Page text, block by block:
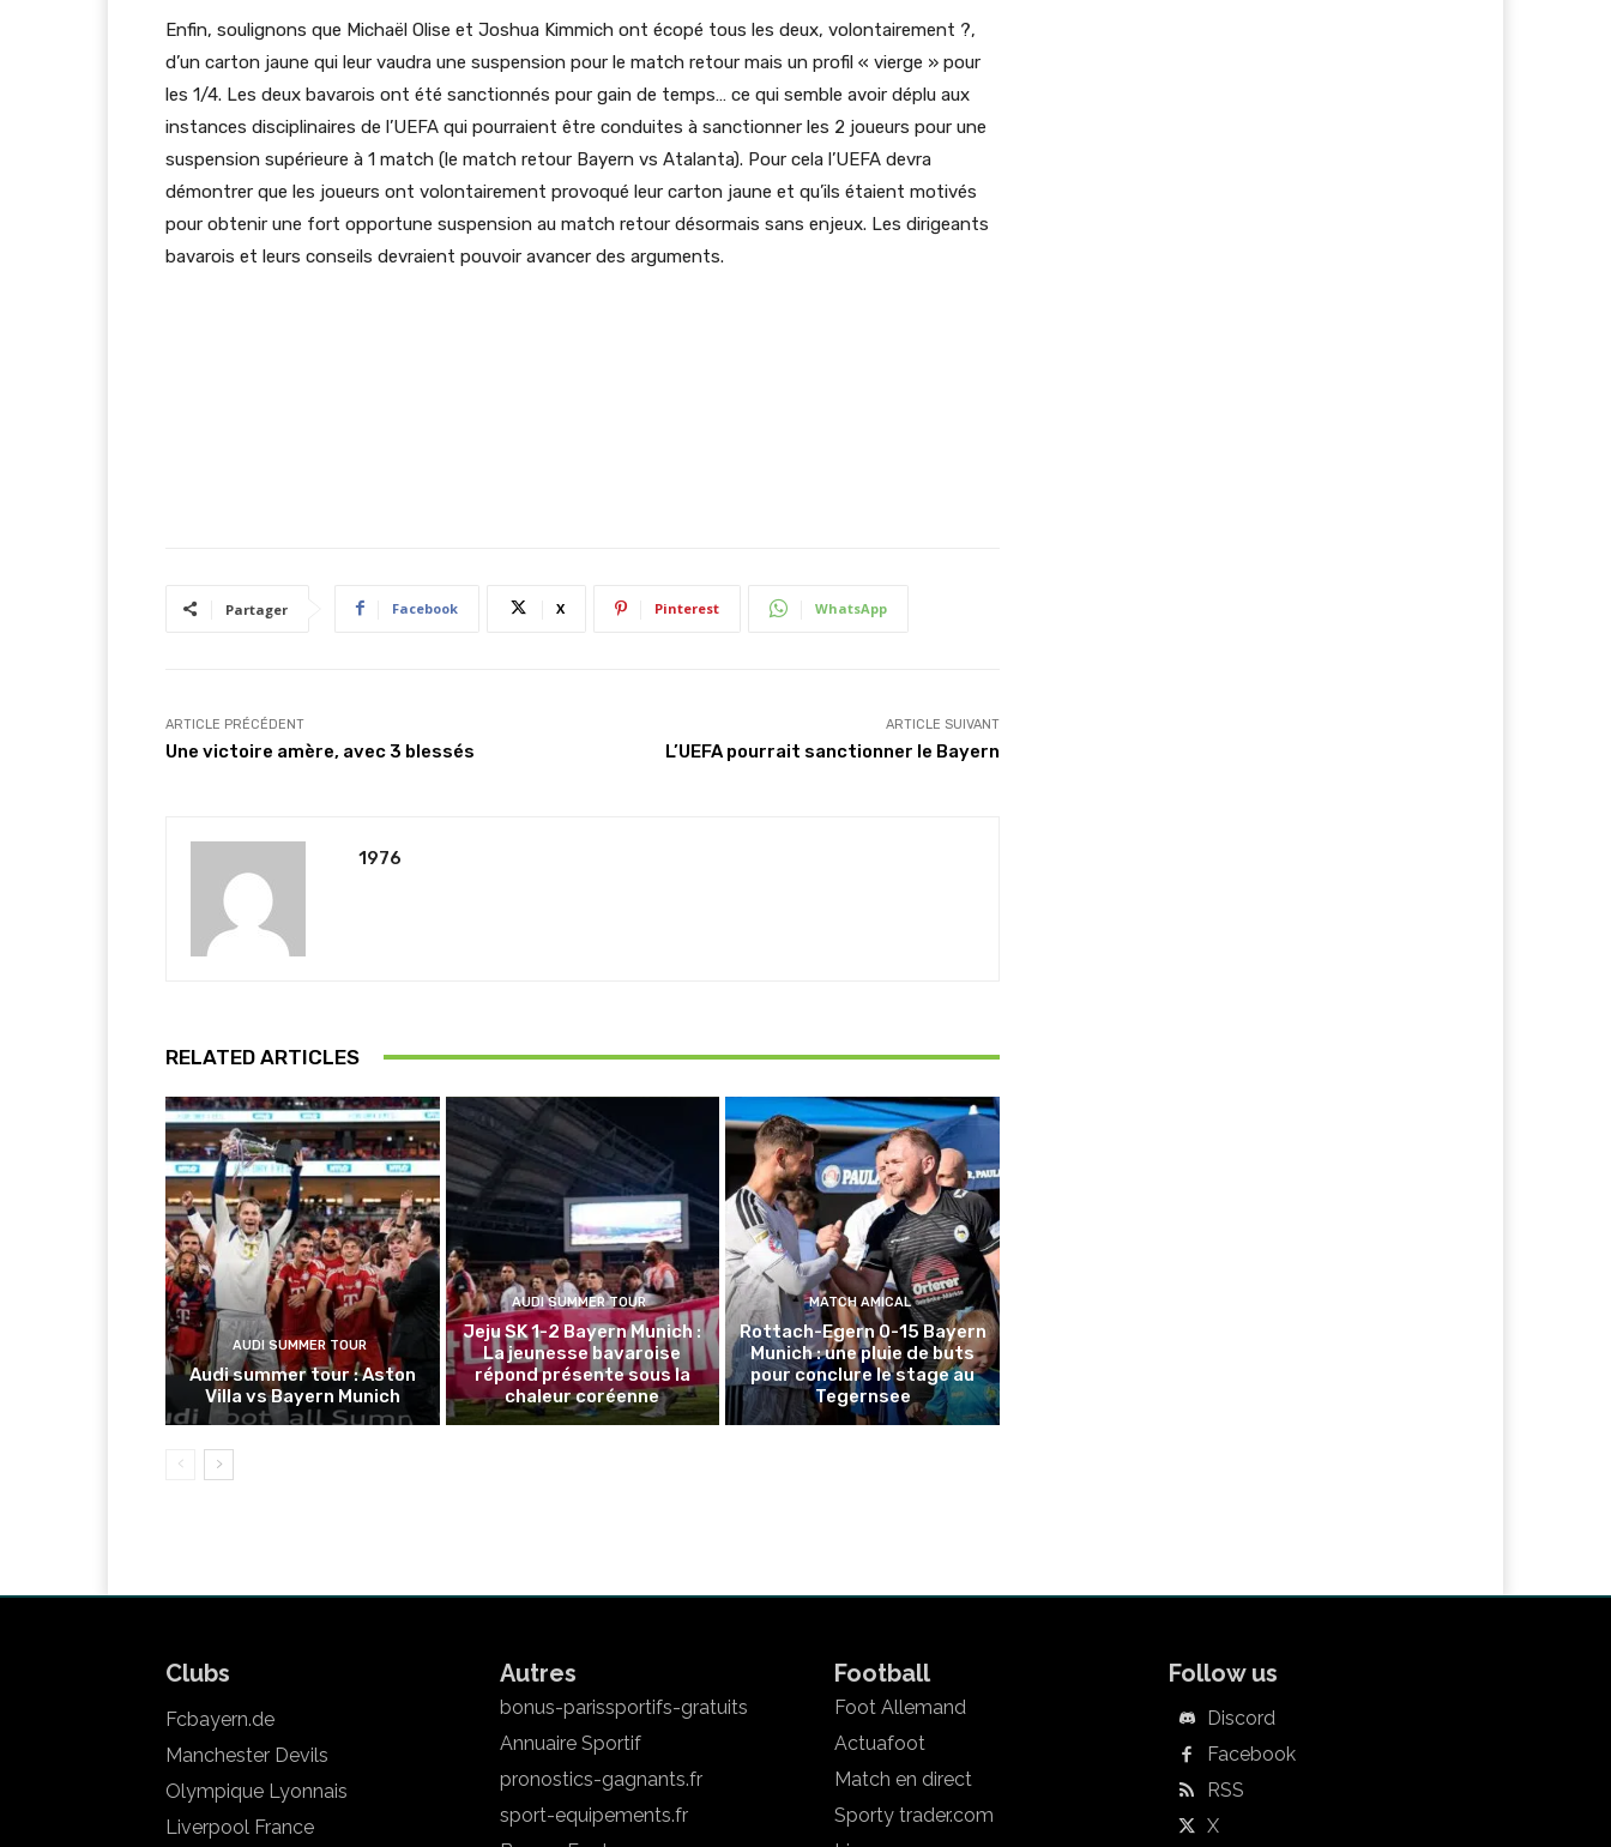
Enfin, soulignons que Michaël Olise et Joshua Kimmich ont écopé tous les deux, volontairement ?,
d’un carton jaune qui leur vaudra une suspension pour le match retour mais un profil « vierge » pour
les 1/4. Les deux bavarois ont été sanctionnés pour gain de temps… ce qui semble avoir déplu aux
instances disciplinaires de l’UEFA qui pourraient être conduites à sanctionner les 2 joueurs pour une
suspension supérieure à 1 match (le match retour Bayern vs Atalanta). Pour cela l’UEFA devra
démontrer que les joueurs ont volontairement provoqué leur carton jaune et qu’ils étaient motivés
pour obtenir une fort opportune suspension au match retour désormais sans enjeux. Les dirigeants
bavarois et leurs conseils devraient pouvoir avancer des arguments.
Partager Facebook X Pinterest WhatsApp
ARTICLE PRÉCÉDENT
Une victoire amère, avec 3 blessés
ARTICLE SUIVANT
L’UEFA pourrait sanctionner le Bayern
1976
RELATED ARTICLES
AUDI SUMMER TOUR
Audi summer tour : Aston
Villa vs Bayern Munich
AUDI SUMMER TOUR
Jeju SK 1-2 Bayern Munich :
La jeunesse bavaroise
répond présente sous la
chaleur coréenne
MATCH AMICAL
Rottach-Egern 0-15 Bayern
Munich : une pluie de buts
pour conclure le stage au
Tegernsee
Clubs
Fcbayern.de
Manchester Devils
Olympique Lyonnais
Liverpool France
Autres
bonus-parissportifs-gratuits
Annuaire Sportif
pronostics-gagnants.fr
sport-equipements.fr
Football
Foot Allemand
Actuafoot
Match en direct
Sporty trader.com
Follow us
Discord
Facebook
RSS
X